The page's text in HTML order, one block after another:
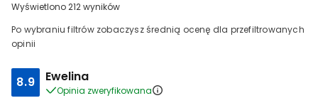
Wyświetlono 212 wyników
Po wybraniu filtrów zobaczysz średnią ocenę dla przefiltrowanych
opinii
8.9 Ewelina
Opinia zweryfikowana